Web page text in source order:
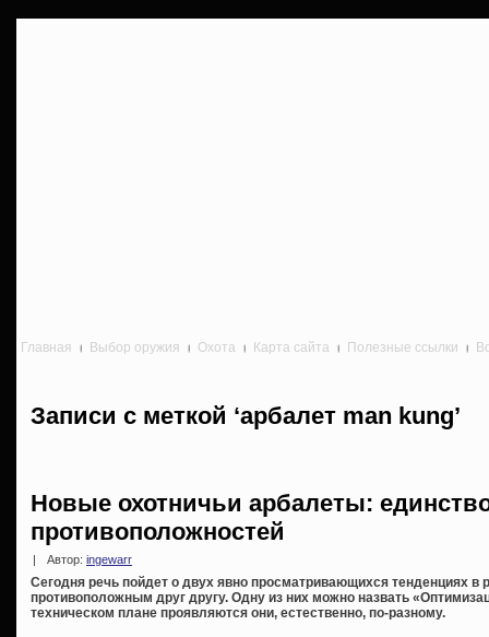
Главная Выбор оружия Охота Карта сайта Полезные ссылки
Записи с меткой ‘арбалет man kung’
Новые охотничьи арбалеты:
противоположностей
Автор: ingewarr
Сегодня речь пойдет о двух явно просматривающихся тенденциях в
противоположным друг другу. Одну из них можно назвать
техническом плане проявляются они, естественно, по-разному.